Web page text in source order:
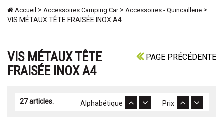
Accueil > Accessoires Camping Car> Accessoires - Quincaillerie >
VIS MÉTAUX TÊTE FRAISÉE INOX A4
PAGE PRÉCÉDENTE
VIS MÉTAUX TÊTE
FRAISÉE INOX A4
27 articles. Prix
Alphabétique